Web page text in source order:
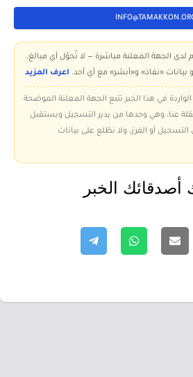
لدى الجهة المعلنة مباشرة — لا تُحوّل أي مبالغ،
بيانات «نفاذ» و«أبشر» مع أي أحد. اعرف المزيد
الواردة في هذا الخبر تتبع الجهة المعلنة الموضحة
عنا، وهي وحدها من يدير التسجيل ويستقبل
أو الفرز، ولا نطّلع على بيانات
الخبر